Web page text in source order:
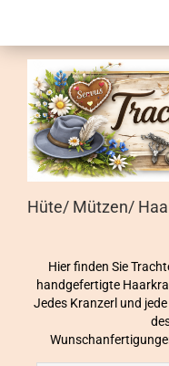
Hüte/ Mützen/
Hier finden Sie
handgefertigte
Jedes Kranzerl und